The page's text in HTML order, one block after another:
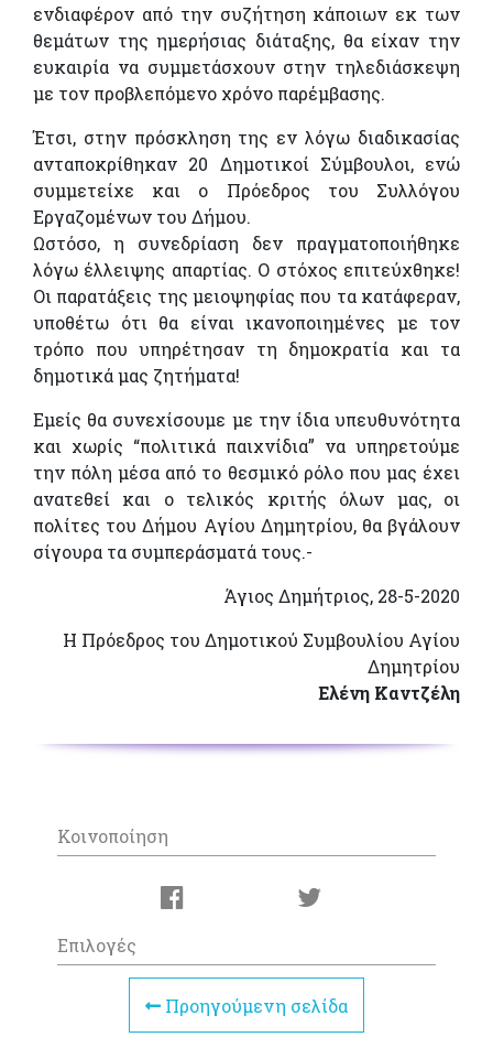
ενδιαφέρον από την συζήτηση κάποιων εκ των
θεμάτων της ημερήσιας διάταξης, θα είχαν την
ευκαιρία να συμμετάσχουν στην τηλεδιάσκεψη
με τον προβλεπόμενο χρόνο παρέμβασης.
Έτσι, στην πρόσκληση της εν λόγω διαδικασίας
ανταποκρίθηκαν 20 Δημοτικοί Σύμβουλοι, ενώ
συμμετείχε και ο Πρόεδρος του Συλλόγου
Εργαζομένων του Δήμου.
Ωστόσο, η συνεδρίαση δεν πραγματοποιήθηκε
λόγω έλλειψης απαρτίας. Ο στόχος επιτεύχθηκε!
Οι παρατάξεις της μειοψηφίας που τα κατάφεραν,
υποθέτω ότι θα είναι ικανοποιημένες με τον
τρόπο που υπηρέτησαν τη δημοκρατία και τα
δημοτικά μας ζητήματα!
Εμείς θα συνεχίσουμε με την ίδια υπευθυνότητα
και χωρίς “πολιτικά παιχνίδια” να υπηρετούμε
την πόλη μέσα από το θεσμικό ρόλο που μας έχει
ανατεθεί και ο τελικός κριτής όλων μας, οι
πολίτες του Δήμου Αγίου Δημητρίου, θα βγάλουν
σίγουρα τα συμπεράσματά τους.-
Άγιος Δημήτριος, 28-5-2020
Η Πρόεδρος του Δημοτικού Συμβουλίου Αγίου
Δημητρίου
Ελένη Καντζέλη
Κοινοποίηση
Επιλογές
Προηγούμενη σελίδα